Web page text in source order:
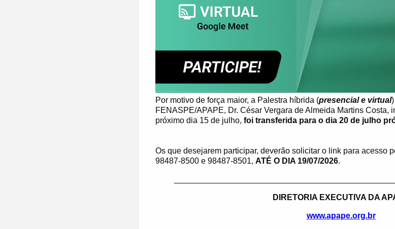
Por motivo de força maior, a Palestra híbrida (presencial e virtual
FENASPE/APAPE, Dr. César Vergara de Almeida Martins Costa,
próximo dia 15 de julho, foi transferida para o dia 20 de julho
Os que desejarem participar, deverão solicitar o link para acesso
98487-8500 e 98487-8501, ATÉ O DIA 19/07/2026.
DIRETORIA EXECUTIVA DA
www.apape.org.br